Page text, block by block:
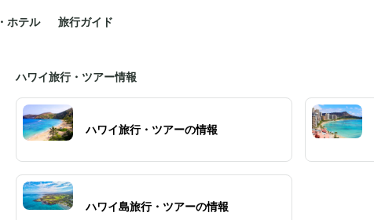
ホテル 旅行ガイド
ハワイ旅行・ツアー情報
ハワイ旅行・ツアーの情報
ハワイ島旅行・ツアーの情報